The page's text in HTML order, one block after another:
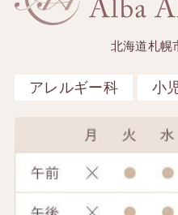
北海道札幌
アレルギー科 小